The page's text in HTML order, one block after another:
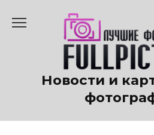
содержанию
Новости и